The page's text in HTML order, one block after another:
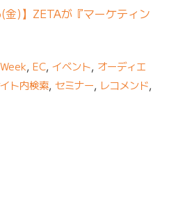
)】ZETAが『マーケティン
, EC, イベント, オーディエ
ト内検索, セミナー, レコメンド,